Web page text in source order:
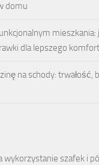
domu
dla lepszego
na schody: trwałość,
wykorzystanie szafek i